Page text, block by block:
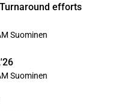
efforts
Suominen
Suominen